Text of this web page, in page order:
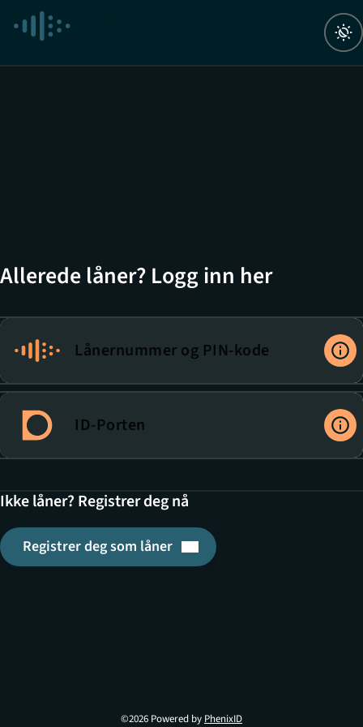
Navigert til ny side
Navigert til Autentiseringsalternativer
Allerede låner? Logg inn her
Lånernummer og PIN-kode
ID-Porten
Ikke låner? Registrer deg nå
Registrer deg som låner
©2026 Powered by PhenixIDDenne lenken åpnes i en ny